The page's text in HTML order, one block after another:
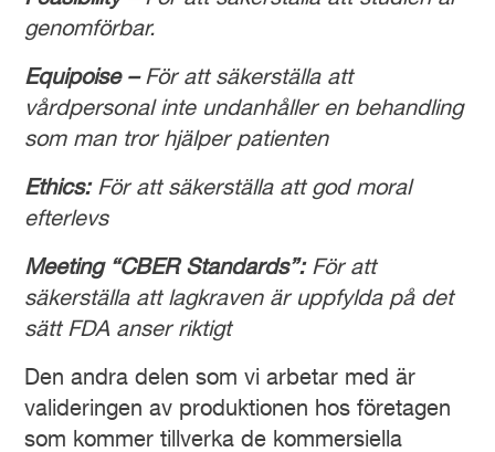
genomförbar.
Equipoise – För att säkerställa att
vårdpersonal inte undanhåller en behandling
som man tror hjälper patienten
Ethics:För att säkerställa att god moral
efterlevs
Meeting “CBER Standards”: För att
säkerställa att lagkraven är uppfylda på det
sätt FDA anser riktigt
Den andra delen som vi arbetar med är
valideringen av produktionen hos företagen
som kommer tillverka de kommersiella